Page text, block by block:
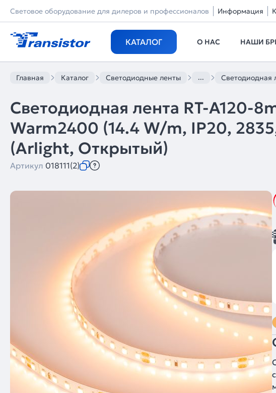
Световое оборудование для дилеров и профессионалов Информация
КАТАЛОГ О НАС НАШИ
Главная Каталог Светодиодные ленты ... Светодиодная
Светодиодная лента RT-A120-
Warm2400 (14.4 W/m, IP20,
(Arlight, Открытый)
Артикул 018111(2)